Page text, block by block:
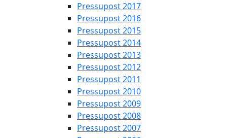
Pressupost 2017
Pressupost 2016
Pressupost 2015
Pressupost 2014
Pressupost 2013
Pressupost 2012
Pressupost 2011
Pressupost 2010
Pressupost 2009
Pressupost 2008
Pressupost 2007